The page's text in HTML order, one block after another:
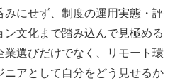
みにせず、制度の運用実態・評
文化まで踏み込んで見極める
業選びだけでなく、リモート環
アとして自分をどう見せるか